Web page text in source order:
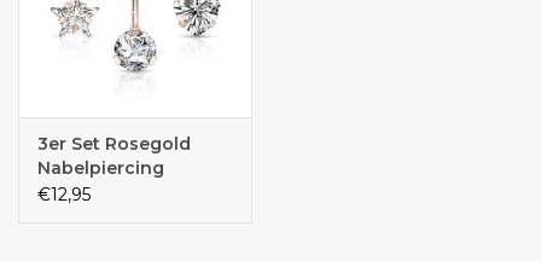
3er Set Rosegold
Nabelpiercing
€12,95